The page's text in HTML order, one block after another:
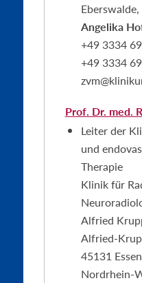
Angelika
+49 3334
+49 3334
Prof. Dr. med.
Leiter der
und
Therapie
Klinik für
Alfried
Alfried-
45131 Essen
Nordrhein-